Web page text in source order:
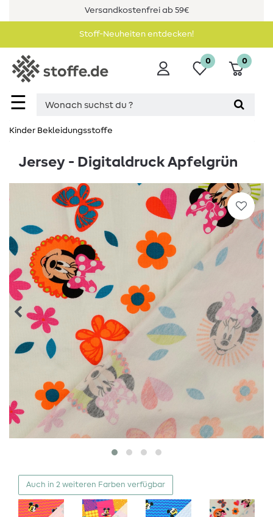
Versandkostenfrei ab 59€
Stoff-Neuheiten entdecken!
☰
0 0
Kinder Bekleidungsstoffe
Jersey - Digitaldruck Apfelgrün
Auch in 2 weiteren Farben verfügbar